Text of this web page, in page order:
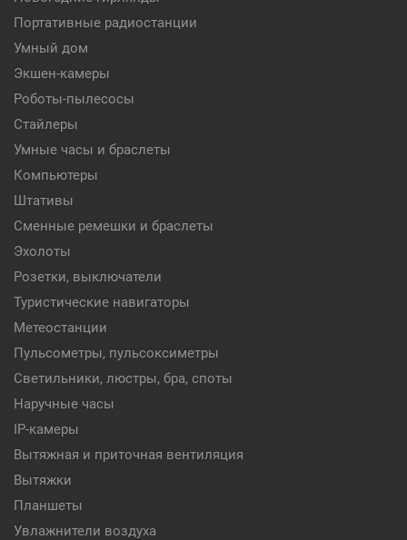
Портативные радиостанции
Умный дом
Экшен-камеры
Роботы-пылесосы
Стайлеры
Умные часы и браслеты
Компьютеры
Штативы
Сменные ремешки и браслеты
Эхолоты
Розетки, выключатели
Туристические навигаторы
Метеостанции
Пульсометры, пульсоксиметры
Светильники, люстры, бра, споты
Наручные часы
IP-камеры
Вытяжная и приточная вентиляция
Вытяжки
Планшеты
Увлажнители воздуха